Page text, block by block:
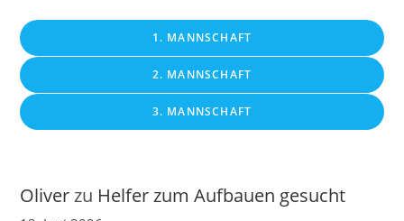
1. MANNSCHAFT
2. MANNSCHAFT
3. MANNSCHAFT
Oliverzu Helfer zum Aufbauen gesucht